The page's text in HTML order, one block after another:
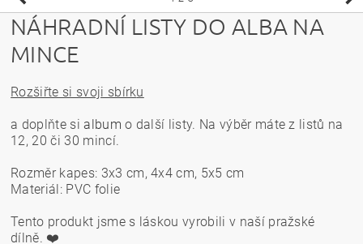
NÁHRADNÍ LISTY DO ALBA NA
MINCE
Rozšiřte si svoji sbírku
a doplňte sialbum o další listy. Na výběr máte z listů na
12, 20 či 30 mincí.
Rozměr kapes: 3x3 cm, 4x4 cm, 5x5 cm
Materiál: PVC folie
Tento produkt jsme s láskou vyrobili v naší pražské
dílně. ❤️